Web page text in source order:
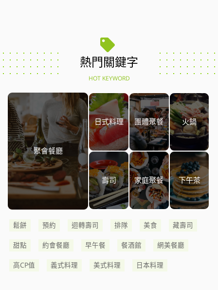
熱門關鍵字
HOT KEYWORD
聚會餐廳
日式料理 團體聚餐 火鍋
壽司 家庭聚餐 下午茶
鬆餅 預約 迴轉壽司 排隊 美食 藏壽司
甜點 約會餐廳 早午餐 餐酒館 網美餐廳
高CP值 義式料理 美式料理 日本料理